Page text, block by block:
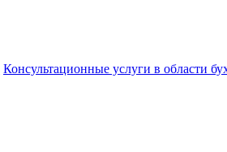
Консультационные услуги в области